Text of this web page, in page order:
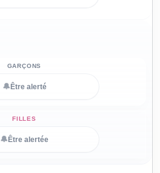
🔔 Être alerté
🔔 Être alertée